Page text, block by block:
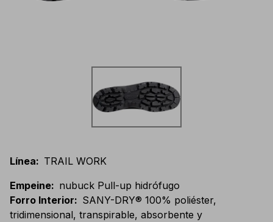
Línea: TRAIL WORK
Empeine: nubuck Pull-up hidrófugo
Forro Interior: SANY-DRY® 100% poliéster,
tridimensional, transpirable, absorbente y